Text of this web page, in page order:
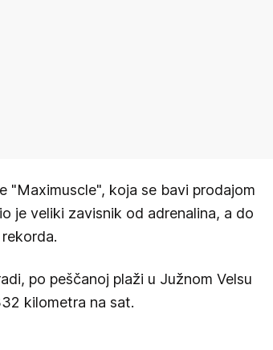
"Maximuscle", koja se bavi prodajom
je veliki zavisnik od adrenalina, a do
po peščanoj plaži u Južnom Velsu
kilometra na sat.